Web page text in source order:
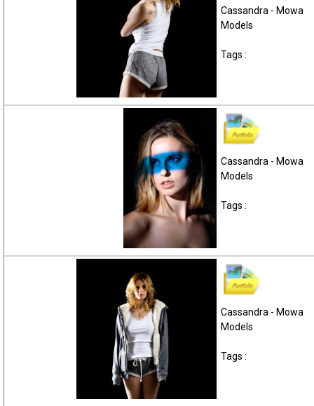
Cassandra - Mowa
Models
Tags :
Cassandra - Mowa
Models
Tags :
Cassandra - Mowa
Models
Tags :